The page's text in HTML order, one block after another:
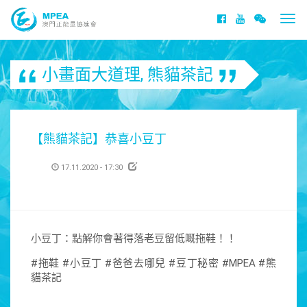
小畫面大道理, 熊貓茶記
【熊貓茶記】恭喜小豆丁
17.11.2020 - 17:30
小豆丁：點解你會著得落老豆留低嘅拖鞋！！
​#拖鞋 #小豆丁 #爸爸去哪兒 #豆丁秘密 #MPEA #熊
貓茶記